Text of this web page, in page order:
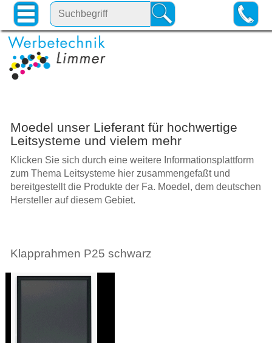
Moedel unser Lieferant für hochwertige
Leitsysteme und vielem mehr
Klicken Sie sich durch eine weitere Informationsplattform
zum Thema Leitsysteme hier zusammengefaßt und
bereitgestellt die Produkte der Fa. Moedel, dem deutschen
Hersteller auf diesem Gebiet.
Klapprahmen P25 schwarz